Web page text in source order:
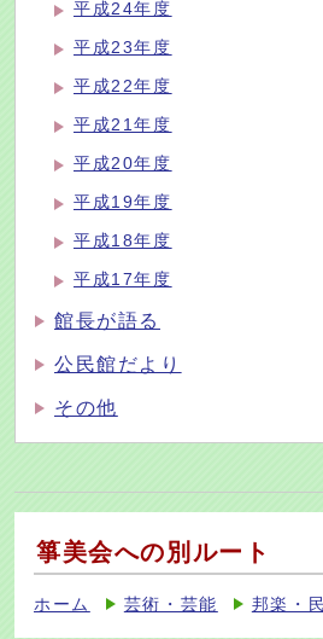
平成24年度
平成23年度
平成22年度
平成21年度
平成20年度
平成19年度
平成18年度
平成17年度
館長が語る
公民館だより
その他
箏美会への別ルート
ホーム 芸術・芸能 邦楽・